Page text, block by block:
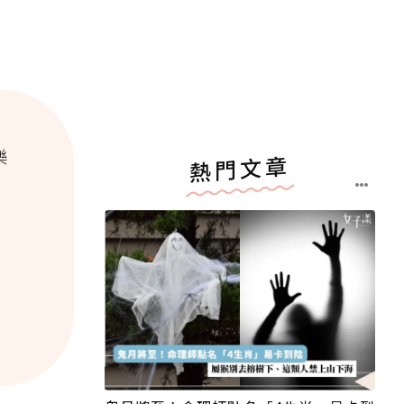
熱門文章